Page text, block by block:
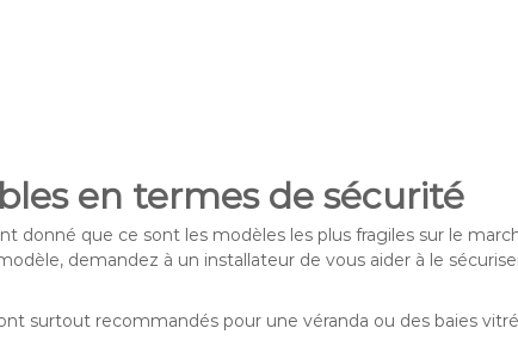
en termes de sécurité
donné que ce sont les modèles les plus fragiles sur le
demandez à un installateur de vous aider à le
surtout recommandés pour une véranda ou des baies